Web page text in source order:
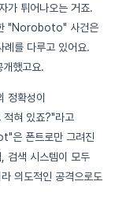
가 튀어나오는 거죠.
"Noroboto" 사건은
례를 다루고 있어요.
했고요.
정확성이
혀 있죠?"라고
은 폰트로만 그려진
검색 시스템이 모두
의도적인 공격으로도